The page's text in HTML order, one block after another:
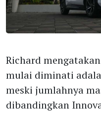
Richard
mulai diminati
meski jumlahnya
dibandingkan